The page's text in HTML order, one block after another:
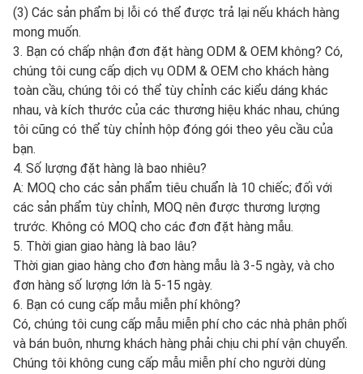
(3) Các sản phẩm bị lỗi có thể được trả lại nếu khách hàng
mong muốn.
3. Bạn có chấp nhận đơn đặt hàng ODM & OEM không? Có,
chúng tôi cung cấp dịch vụ ODM & OEM cho khách hàng
toàn cầu, chúng tôi có thể tùy chỉnh các kiểu dáng khác
nhau, và kích thước của các thương hiệu khác nhau, chúng
tôi cũng có thể tùy chỉnh hộp đóng gói theo yêu cầu của
bạn.
4. Số lượng đặt hàng là bao nhiêu?
A: MOQ cho các sản phẩm tiêu chuẩn là 10 chiếc; đối với
các sản phẩm tùy chỉnh, MOQ nên được thương lượng
trước. Không có MOQ cho các đơn đặt hàng mẫu.
5. Thời gian giao hàng là bao lâu?
Thời gian giao hàng cho đơn hàng mẫu là 3-5 ngày, và cho
đơn hàng số lượng lớn là 5-15 ngày.
6. Bạn có cung cấp mẫu miễn phí không?
Có, chúng tôi cung cấp mẫu miễn phí cho các nhà phân phối
và bán buôn, nhưng khách hàng phải chịu chi phí vận chuyển.
Chúng tôi không cung cấp mẫu miễn phí cho người dùng